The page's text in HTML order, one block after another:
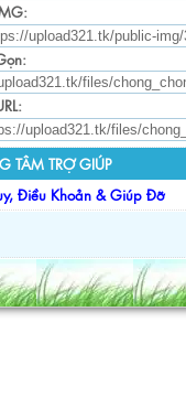
TÂM TRỢ GIÚP
Điều Khoản & Giúp Đỡ